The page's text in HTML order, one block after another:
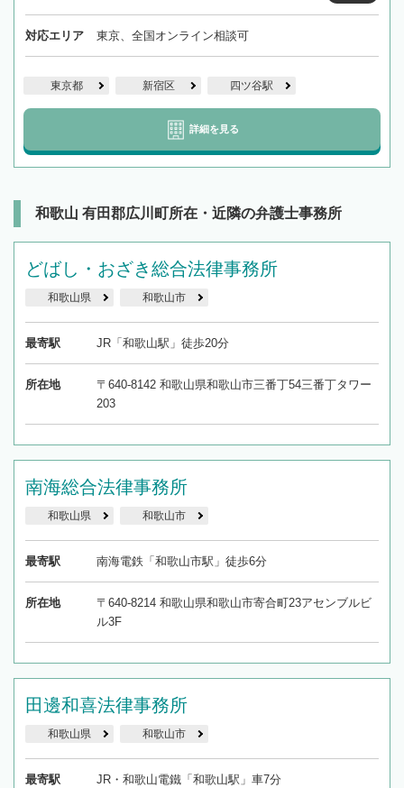
対応エリア 東京、全国オンライン相談可
東京都 新宿区 四ツ谷駅
詳細を見る
和歌山 有田郡広川町所在・近隣の弁護士事務所
どばし・おざき総合法律事務所
和歌山県 和歌山市
最寄駅 JR「和歌山駅」徒歩20分
所在地
〒640-8142 和歌山県和歌山市三番丁54三番丁タワー
203
南海総合法律事務所
和歌山県 和歌山市
最寄駅 南海電鉄「和歌山市駅」徒歩6分
所在地
〒640-8214 和歌山県和歌山市寄合町23アセンブルビ
ル3F
田邊和喜法律事務所
和歌山県 和歌山市
最寄駅 JR・和歌山電鐵「和歌山駅」車7分